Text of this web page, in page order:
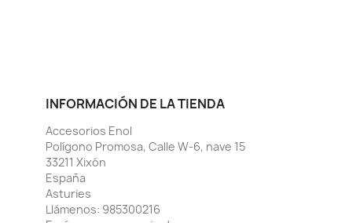
INFORMACIÓN DE LA TIENDA
Accesorios Enol
Polígono Promosa, Calle W-6, nave 15
33211 Xixón
España
Asturies
Llámenos: 985300216